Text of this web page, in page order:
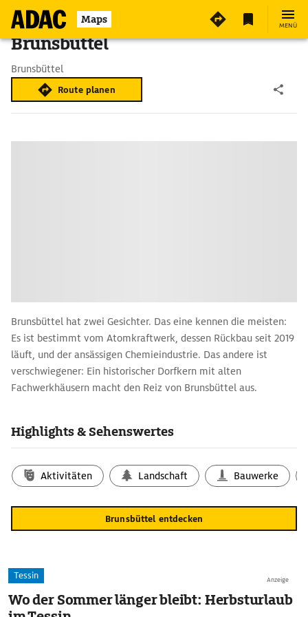
Maps MENÜ
Brunsbüttel
Brunsbüttel
Route planen
Brunsbüttel hat zwei Gesichter. Das eine kennen die meisten:
Es ist bestimmt vom Atomkraftwerk, dessen Rückbau seit 2019
läuft, und der ansässigen Chemieindustrie. Das andere ist
verschwiegener: Ein historischer Dorfkern mit alten
Fachwerkhäusern macht den Reiz von Brunsbüttel aus.
Aussichtsplattform kann man zuschauen, wie riesige Schiffe in
Das Kanalmuseum ›Atrium‹ informiert über Geschichte und
Technik des Kanalbaus. In der Nähe starten kostenlose
Kanalfähren und viele Ausflugsschiffe.
Highlights & Sehenswertes
Aktivitäten Landschaft Bauwerke
Brunsbüttel entdecken
Anzeige
Tessin
Wo der Sommer länger bleibt: Herbsturlaub